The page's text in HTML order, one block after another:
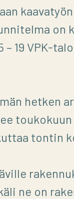
on
19 VPK-
hetken
toukokuun
tontin
ne on